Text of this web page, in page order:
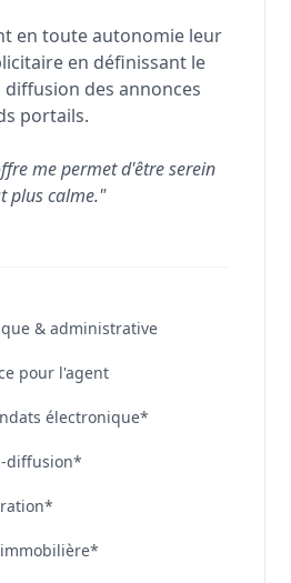
en toute autonomie leur
en définissant le
des annonces
portails.
me permet d'être serein
plus calme."
& administrative
pour l'agent
électronique*
diffusion*